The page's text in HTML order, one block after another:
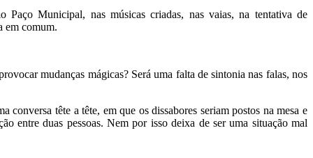
Paço Municipal, nas músicas criadas, nas vaias, na tentativa de
em comum.
mudanças mágicas? Será uma falta de sintonia nas falas, nos
conversa tête a tête, em que os dissabores seriam postos na mesa e
entre duas pessoas. Nem por isso deixa de ser uma situação mal